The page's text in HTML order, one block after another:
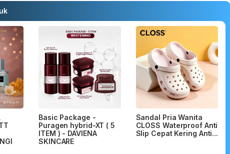
Basic Package -
Puragen hybrid-XT ( 5
ITEM ) - DAVIENA
SKINCARE
Sandal Pria Wanita
CLOSS Waterproof Anti
Slip Cepat Kering Anti...